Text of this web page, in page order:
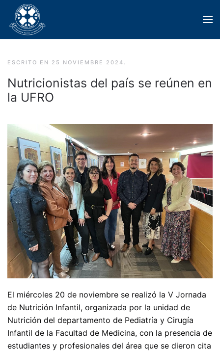
Skip to main content
ESCRITO EN 25 NOVIEMBRE 2024 .
Nutricionistas del país se reúnen en
la UFRO
El miércoles 20 de noviembre se realizó la V Jornada
de Nutrición Infantil, organizada por la unidad de
Nutrición del departamento de Pediatría y Cirugía
Infantil de la Facultad de Medicina, con la presencia de
estudiantes y profesionales del área que se dieron cita